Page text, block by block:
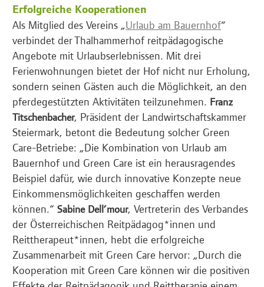
Erfolgreiche Kooperationen
Als Mitglied des Vereins „Urlaub am Bauernhof“
verbindet der Thalhammerhof reitpädagogische
Angebote mit Urlaubserlebnissen. Mit drei
Ferienwohnungen bietet der Hof nicht nur Erholung,
sondern seinen Gästen auch die Möglichkeit, an den
pferdegestützten Aktivitäten teilzunehmen. Franz
Titschenbacher, Präsident der Landwirtschaftskammer
Steiermark, betont die Bedeutung solcher Green
Care-Betriebe: „Die Kombination von Urlaub am
Bauernhof und Green Care ist ein herausragendes
Beispiel dafür, wie durch innovative Konzepte neue
Einkommensmöglichkeiten geschaffen werden
können.“ Sabine Dell’mour, Vertreterin des Verbandes
der Österreichischen Reitpädagog*innen und
Reittherapeut*innen, hebt die erfolgreiche
Zusammenarbeit mit Green Care hervor: „Durch die
Kooperation mit Green Care können wir die positiven